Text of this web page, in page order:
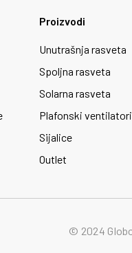
Proizvodi
Unutrašnja rasveta
Spoljna rasveta
Solarna rasveta
Plafonski ventilatori
Sijalice
Outlet
© 2024